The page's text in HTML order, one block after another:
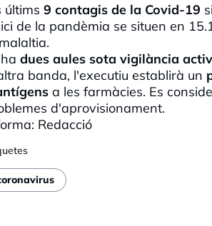
últims 9 contagis de la Covid-19
de la pandèmia se situen en
dues aules sota vigilància
banda, l'executiu establirà un
a les farmàcies. Es
d'aprovisionament.
Redacció